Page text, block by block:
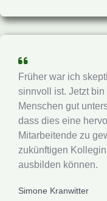
Früher war ich
sinnvoll ist. Jetzt
Menschen gut
dass dies eine
Mitarbeitende zu
zukünftigen
ausbilden können.
Simone Kranwitter